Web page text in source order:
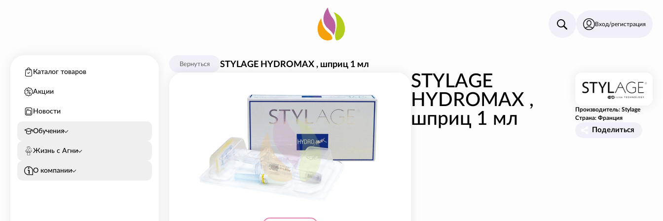
Вход/регистрация
Каталог товаров
Акции
Новости
Обучения
Жизнь с Агни
О компании
Вернуться STYLAGE HYDROMAX , шприц 1 мл
STYLAGE
HYDROMAX ,
шприц 1 мл
Производитель: Stylage
Страна: Франция
Поделиться